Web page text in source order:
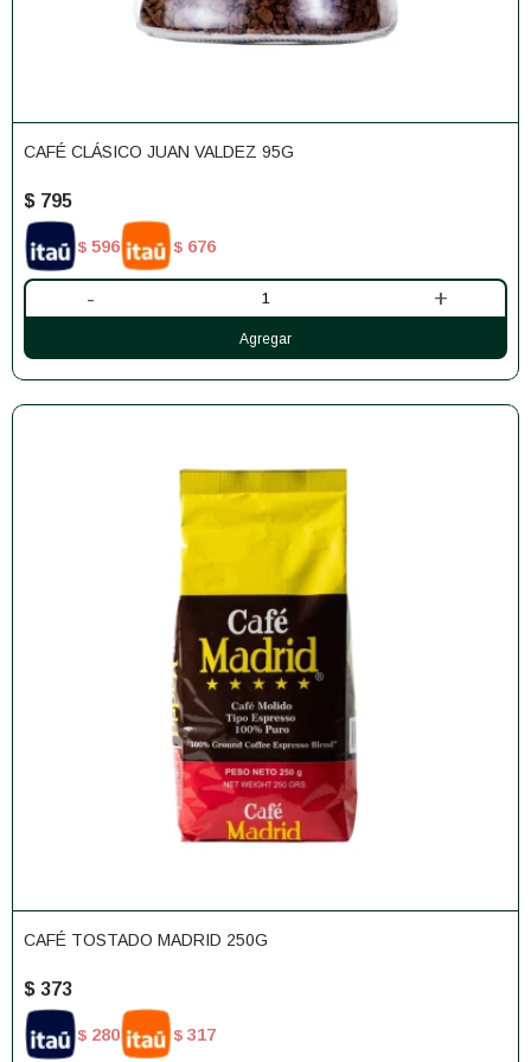
CAFÉ CLÁSICO JUAN VALDEZ 95G
$ 795
$ 596 $ 676
- +
CAFÉ TOSTADO MADRID 250G
$ 373
$ 280 $ 317